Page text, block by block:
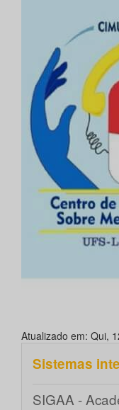
Atualizado em: Qui,
Sistemas
SIGAA -